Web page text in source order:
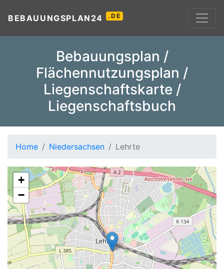
BEBAUUNGSPLAN24 .DE
Bebauungsplan /
Flächennutzungsplan /
Liegenschaftskarte /
Liegenschaftsbuch
Home Niedersachsen Lehrte
+
−